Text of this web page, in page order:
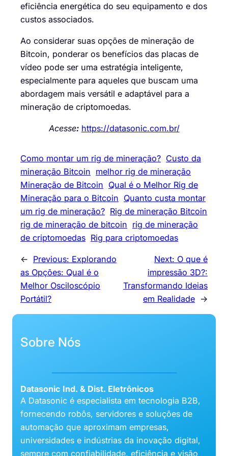
eficiência energética do seu equipamento e dos
custos associados.
Ao considerar suas opções de mineração de
Bitcoin, ponderar os benefícios das placas de
vídeo pode ser uma estratégia inteligente,
especialmente para aqueles que buscam uma
abordagem mais versátil e adaptável para a
mineração de criptomoedas.
Acesse: https://datasonic.com.br/
Como montar um rig de mineração? Custo da
mineração Bitcoin melhor rig de mineração
Mineração de Bitcoin Qual é o Melhor Rig de
Mineração para o Bitcoin Quanto custa montar
um rig de mineração? Rig de mineração Bitcoin
rig de mineração de bitcoin rig de mineração
de criptomoedas Rig para criptomoedas
← Previous: Explorando
as Opções: Qual é o
Melhor Osciloscópio
Portátil?
Next: O que é
impressão 3D?:
Transformando Ideias
em Realidade →
Sobre Nós
Datasonic Ind. & Dist. Eletrônicos
A Datasonic é especialista em tecnologia B2B,
fornecendo robôs, servidores e soluções de
automação que aproximam empresas,
universidades e indústrias da inovação digital,
sempre com confiabilidade, eficiência e visão